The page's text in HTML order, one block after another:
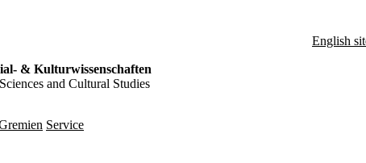
& Kulturwissenschaften
and Cultural Studies
English
Service